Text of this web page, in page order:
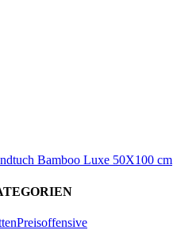
Bamboo Luxe 50X100 cm